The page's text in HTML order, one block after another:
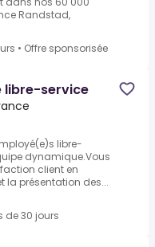
Randstad,
• Offre sponsorisée
libre-service
libre-
dynamique.Vous
client en
la présentation des...
de 30 jours